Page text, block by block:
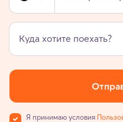
Куда хотите поехать?
Я принимаю условия